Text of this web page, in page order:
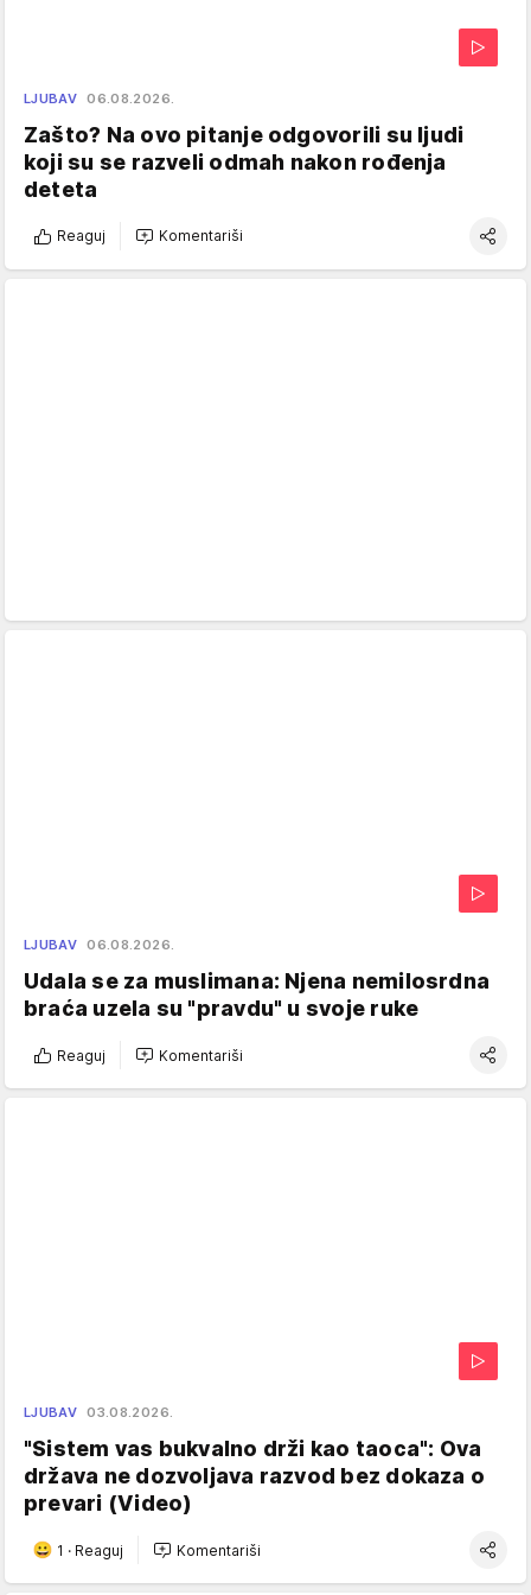
LJUBAV 06.08.2026.
Zašto? Na ovo pitanje odgovorili su ljudi
koji su se razveli odmah nakon rođenja
deteta
Reaguj Komentariši
LJUBAV 06.08.2026.
Udala se za muslimana: Njena nemilosrdna
braća uzela su "pravdu" u svoje ruke
Reaguj Komentariši
LJUBAV 03.08.2026.
"Sistem vas bukvalno drži kao taoca": Ova
država ne dozvoljava razvod bez dokaza o
prevari (Video)
1 · Reaguj Komentariši